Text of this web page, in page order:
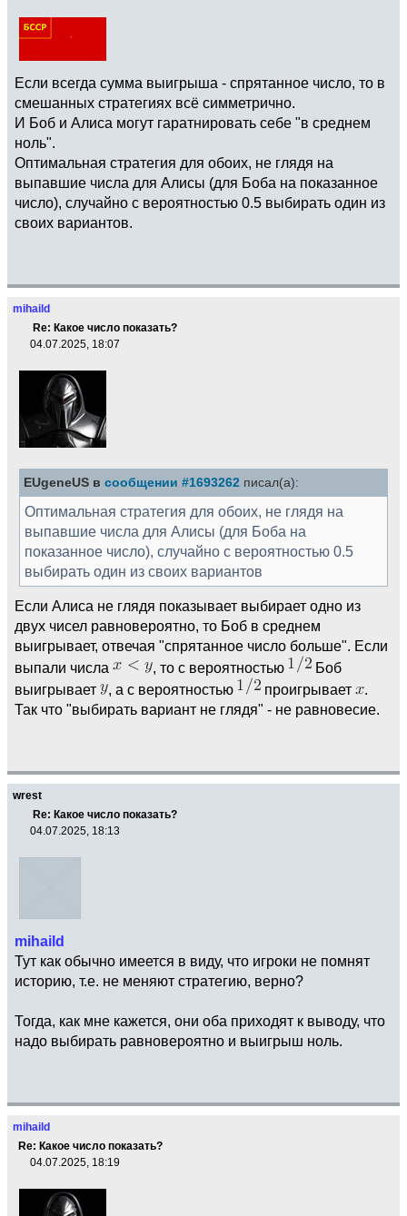
Если всегда сумма выигрыша - спрятанное число, то в
смешанных стратегиях всё симметрично.
И Боб и Алиса могут гаратнировать себе "в среднем
ноль".
Оптимальная стратегия для обоих, не глядя на
выпавшие числа для Алисы (для Боба на показанное
число), случайно с вероятностью 0.5 выбирать один из
своих вариантов.
mihaild
Re: Какое число показать?
04.07.2025, 18:07
EUgeneUS в сообщении #1693262 писал(а):
Оптимальная стратегия для обоих, не глядя на
выпавшие числа для Алисы (для Боба на
показанное число), случайно с вероятностью 0.5
выбирать один из своих вариантов
Если Алиса не глядя показывает выбирает одно из
двух чисел равновероятно, то Боб в среднем
выигрывает, отвечая "спрятанное число больше". Если
выпали числа
, то с вероятностью
Боб
выигрывает
, а с вероятностью проигрывает
.
Так что "выбирать вариант не глядя" - не равновесие.
wrest
Re: Какое число показать?
04.07.2025, 18:13
mihaild
Тут как обычно имеется в виду, что игроки не помнят
историю, т.е. не меняют стратегию, верно?
Тогда, как мне кажется, они оба приходят к выводу, что
надо выбирать равновероятно и выигрыш ноль.
mihaild
Re: Какое число показать?
04.07.2025, 18:19